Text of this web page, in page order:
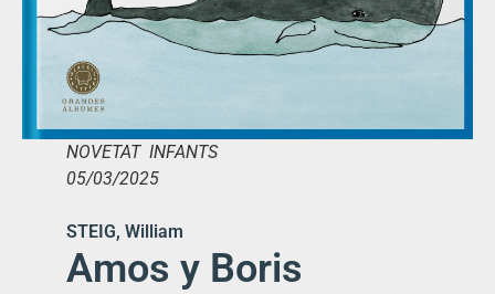
NOVETAT INFANTS
05/03/2025
STEIG, William
Amos y Boris